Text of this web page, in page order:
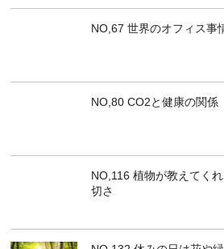
NO,67 世界のオフィス事
NO,80 CO2と健康の関係
NO,116 植物が教えてく
切さ